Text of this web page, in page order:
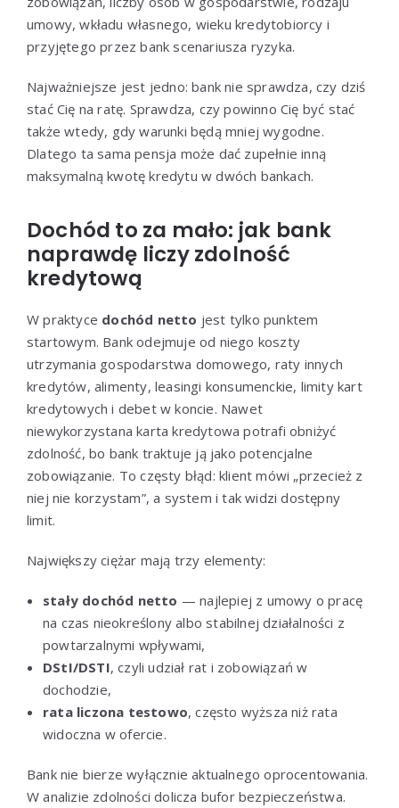
umowy, wkładu własnego, wieku kredytobiorcy i
przyjętego przez bank scenariusza ryzyka.
Najważniejsze jest jedno: bank nie sprawdza, czy dziś
stać Cię na ratę. Sprawdza, czy powinno Cię być stać
także wtedy, gdy warunki będą mniej wygodne.
Dlatego ta sama pensja może dać zupełnie inną
maksymalną kwotę kredytu w dwóch bankach.
Dochód to za mało: jak bank
naprawdę liczy zdolność
kredytową
W praktyce dochód netto jest tylko punktem
startowym. Bank odejmuje od niego koszty
utrzymania gospodarstwa domowego, raty innych
kredytów, alimenty, leasingi konsumenckie, limity kart
kredytowych i debet w koncie. Nawet
niewykorzystana karta kredytowa potrafi obniżyć
zdolność, bo bank traktuje ją jako potencjalne
zobowiązanie. To częsty błąd: klient mówi „przecież z
niej nie korzystam”, a system i tak widzi dostępny
limit.
Największy ciężar mają trzy elementy:
stały dochód netto — najlepiej z umowy o pracę
na czas nieokreślony albo stabilnej działalności z
powtarzalnymi wpływami,
DStI/DSTI, czyli udział rat i zobowiązań w
dochodzie,
rata liczona testowo, często wyższa niż rata
widoczna w ofercie.
Bank nie bierze wyłącznie aktualnego oprocentowania.
W analizie zdolności dolicza bufor bezpieczeństwa.